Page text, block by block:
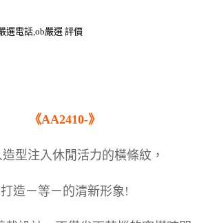
選電話,ob嚴選 評價
《AA2410-》
型注入休閒活力的橫條紋，
打造ㄧ等ㄧ的清新形象!